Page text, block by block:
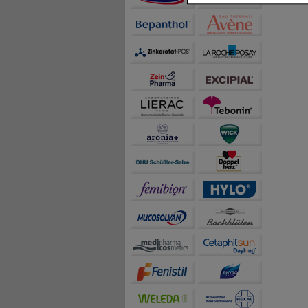
Statistik & Tracking:
sammeln, mit deren
auch die Werbung auf